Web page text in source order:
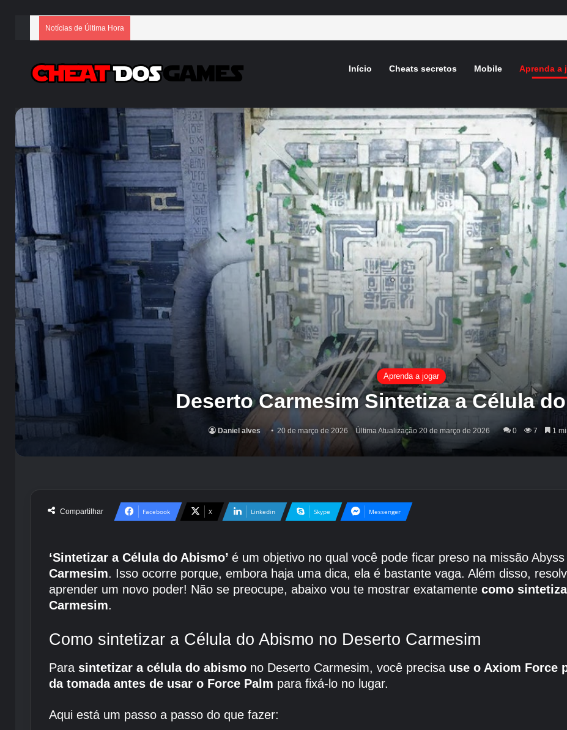
Notícias de Última Hora
Início Cheats secretos Mobile Aprenda a
Aprenda a jogar
Deserto Carmesim Sintetiza a Célula
Daniel alves 20 de março de 2026 Última Atualização 20 de março de 2026 0 7 1
Compartilhar Facebook X Linkedin Skype Messenger
‘Sintetizar a Célula do Abismo’ é um objetivo no qual você pode ficar preso na missão
Carmesim. Isso ocorre porque, embora haja uma dica, ela é bastante vaga. Além disso,
aprender um novo poder! Não se preocupe, abaixo vou te mostrar exatamente como
Carmesim.
Como sintetizar a Célula do Abismo no Deserto Carmesim
Para sintetizar a célula do abismo no Deserto Carmesim, você precisa use o Axiom Force
da tomada antes de usar o Force Palm para fixá-lo no lugar.
Aqui está um passo a passo do que fazer: